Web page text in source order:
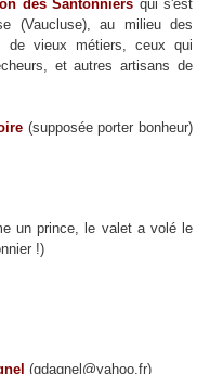
des Santonniers qui s'est
(Vaucluse), au milieu des
de vieux métiers, ceux qui
et autres artisans de
(supposée porter bonheur)
un prince, le valet a volé le
!)
(gdagnel@yahoo.fr)